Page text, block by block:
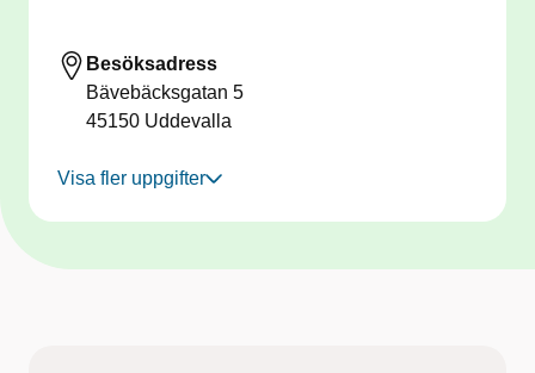
Besöksadress
Bävebäcksgatan 5
45150 Uddevalla
Visa fler uppgifter